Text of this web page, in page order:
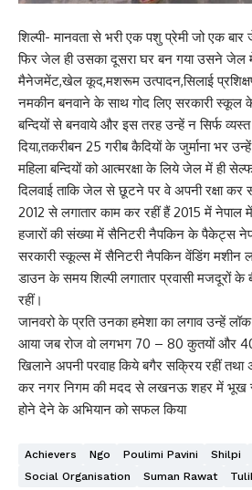
शिल्पी- मानवता से भरी एक पशु प्रेमी जो एक बार
फिर जेल ही उसका दूसरा घर बन गया उसने जेल
मैनेजमेंट,खेल कूद,मशरूम उत्पादन,सिलाई
नमकीन बनवाने के साथ गोद लिए सरकारी
बन्दियों से बनवाये और इस तरह उन्हें न सिर्फ व्यस्त
दिया,तकरीबन 25 गरीब कैदियों के जुर्माना भर
महिला बन्दियों को आत्मरक्षा के लिये जेल में ही
दिलवाई ताकि जेल से छूटने पर वे अपनी रक्षा
2012 से लगातार काम कर रहीं हैं 2015 में
हजारों की संख्या में सैनिटरी नैपकिन के पैकेट्स
सरकारी स्कूल्स में सैनिटरी नैपकिन वेंडिंग
डाउन के समय शिल्पी लगातार प्रवासी मजदूरों के
रहीं।
जानवरो के प्रति उनका हमेशा का लगाव उन्हें
आया जब रोज वो लगभग 70 – 80 कुतयों और
खिलाने अपनी परवाह किये बगैर सक्रिय रहीं तथा
कर नगर निगम की मदद से लखनऊ शहर में भूख से
होने देने के अभियान को सफल किया
Achievers Ngo Poulimi Pavini Shilpi
Social Organisation
Suman Rawat